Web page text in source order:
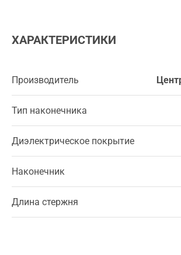
ХАРАКТЕРИСТИКИ
Производитель
Тип наконечника
Диэлектрическое покрытие
Наконечник
Длина стержня